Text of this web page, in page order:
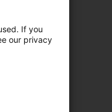
If you
our privacy